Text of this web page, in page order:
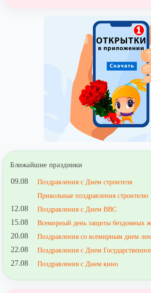
Ближайшие праздники
09.08
Поздравления с Днем строителя
Прикольные поздравления строителю
12.08 Поздравления с Днем ВВС
15.08 Всемирный день защиты бездомных
20.08 Поздравления со всемирным днем
22.08 Поздравления с Днем
27.08 Поздравления с Днем кино